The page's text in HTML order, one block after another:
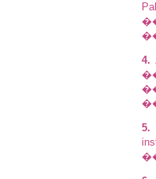
4.
5.